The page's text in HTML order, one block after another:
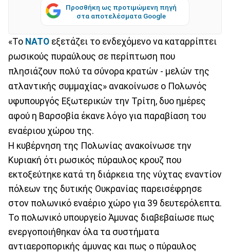
Προσθήκη ως προτιμώμενη πηγή
στα αποτελέσματα Google
«Το NATO εξετάζει το ενδεχόμενο να καταρρίπτει
ρωσικούς πυραύλους σε περίπτωση που
πλησιάζουν πολύ τα σύνορα κρατών - μελών της
ατλαντικής συμμαχίας» ανακοίνωσε ο Πολωνός
υφυπουργός Εξωτερικών την Τρίτη, δυο ημέρες
αφού η Βαρσοβία έκανε λόγο για παραβίαση του
εναέριου χώρου της.
Η κυβέρνηση της Πολωνίας ανακοίνωσε την
Κυριακή ότι ρωσικός πύραυλος κρουζ που
εκτοξεύτηκε κατά τη διάρκεια της νύχτας εναντίον
πόλεων της δυτικής Ουκρανίας παρεισέφρησε
στον πολωνικό εναέριο χώρο για 39 δευτερόλεπτα.
Το πολωνικό υπουργείο Άμυνας διαβεβαίωσε πως
ενεργοποιήθηκαν όλα τα συστήματα
αντιαεροπορικής άμυνας και πως ο πύραυλος